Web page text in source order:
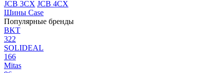
JCB 3CX JCB 4CX
Шины Case
Популярные бренды
BKT
322
SOLIDEAL
166
Mitas